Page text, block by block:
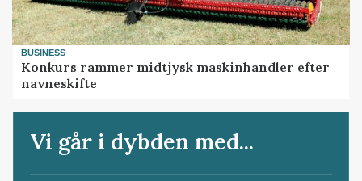
BUSINESS
Konkurs rammer midtjysk maskinhandler efter
navneskifte
Vi går i dybden med...